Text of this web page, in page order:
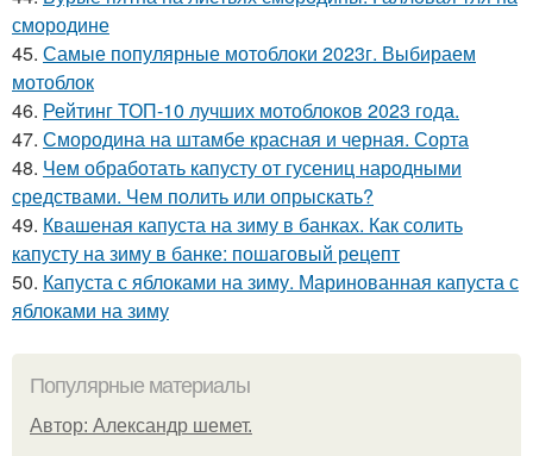
смородине
45. Самые популярные мотоблоки 2023г. Выбираем
мотоблок
46. Рейтинг ТОП-10 лучших мотоблоков 2023 года.
47. Смородина на штамбе красная и черная. Сорта
48. Чем обработать капусту от гусениц народными
средствами. Чем полить или опрыскать?
49. Квашеная капуста на зиму в банках. Как солить
капусту на зиму в банке: пошаговый рецепт
50. Капуста с яблоками на зиму. Маринованная капуста с
яблоками на зиму
Популярные материалы
Автор: Александр шемет.